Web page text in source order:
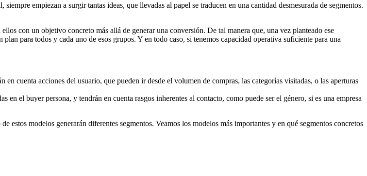
empiezan a surgir tantas ideas, que llevadas al papel se traducen en una cantidad desmesurada de segmentos.
con un objetivo concreto más allá de generar una conversión. De tal manera que, una vez planteado ese
para todos y cada uno de esos grupos. Y en todo caso, si tenemos capacidad operativa suficiente para una
en cuenta acciones del usuario, que pueden ir desde el volumen de compras, las categorías visitadas, o las aperturas
en el buyer persona, y tendrán en cuenta rasgos inherentes al contacto, como puede ser el género, si es una empresa
estos modelos generarán diferentes segmentos. Veamos los modelos más importantes y en qué segmentos concretos